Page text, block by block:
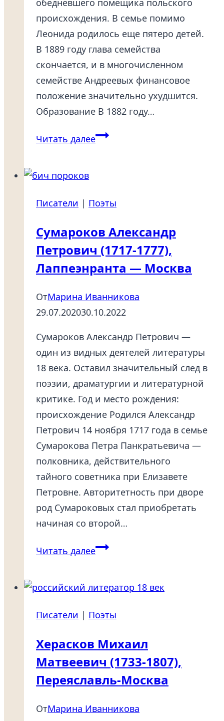
обедневшего помещика польского
происхождения. В семье помимо
Леонида родилось еще пятеро детей.
В 1889 году глава семейства
скончается, и в многочисленном
семействе Андреевых финансовое
положение значительно ухудшится.
Образование В 1882 году…
Читать далееЛеонид
Писатели | Поэты
Сумароков Александр
Петрович (1717-1777),
Лаппеэнранта — Москва
ОтМарина Иванникова
29.07.202030.10.2022
Сумароков Александр Петрович —
один из видных деятелей литературы
18 века. Оставил значительный след в
поэзии, драматургии и литературной
критике. Год и место рождения:
происхождение Родился Александр
Петрович 14 ноября 1717 года в семье
Сумарокова Петра Панкратьевича —
полковника, действительного
тайного советника при Елизавете
Петровне. Авторитетность при дворе
род Сумароковых стал приобретать
начиная со второй…
Читать далееСумароков
(1717-
—
Москва
Писатели | Поэты
Херасков Михаил
Матвеевич (1733-1807),
Переяславль-Москва
ОтМарина Иванникова